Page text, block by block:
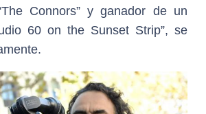
Connors” y ganador de un
60 on the Sunset Strip”, se